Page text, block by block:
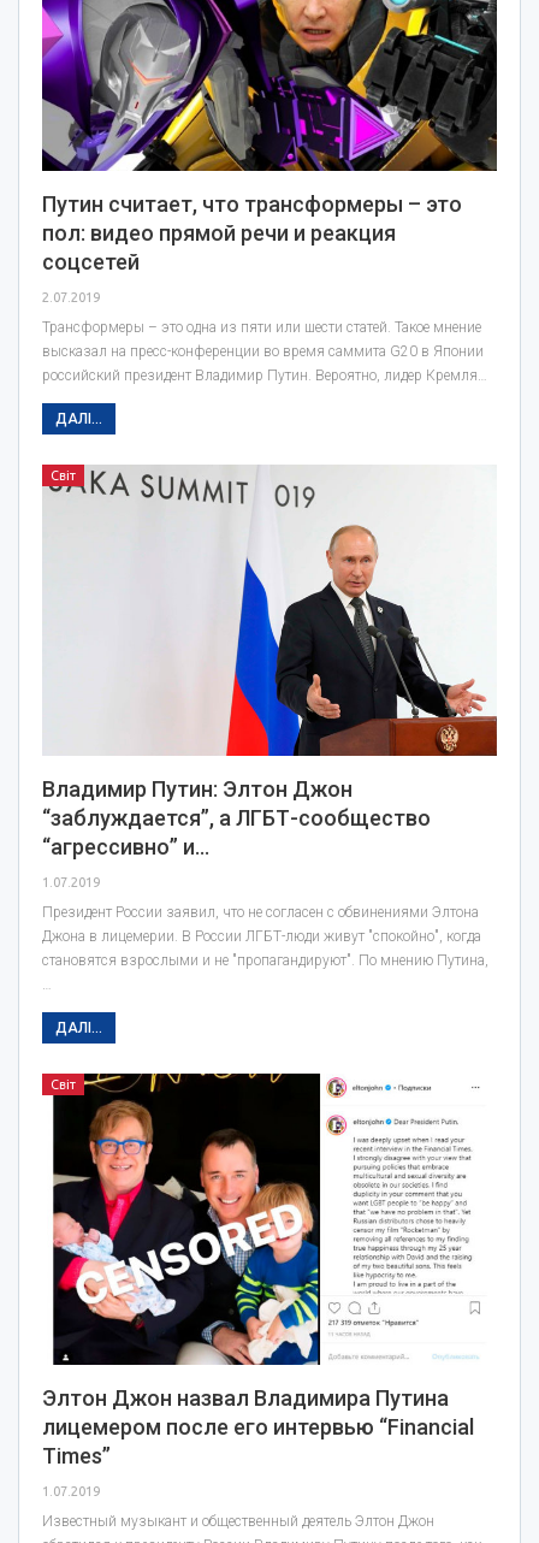
Путин считает, что трансформеры – это
пол: видео прямой речи и реакция
соцсетей
2.07.2019
Трансформеры – это одна из пяти или шести статей. Такое мнение
высказал на пресс-конференции во время саммита G20 в Японии
российский президент Владимир Путин. Вероятно, лидер Кремля…
ДАЛІ...
Світ
Владимир Путин: Элтон Джон
“заблуждается”, а ЛГБТ-сообщество
“агрессивно” и…
1.07.2019
Президент России заявил, что не согласен с обвинениями Элтона
Джона в лицемерии. В России ЛГБТ-люди живут "спокойно", когда
становятся взрослыми и не "пропагандируют". По мнению Путина,
…
ДАЛІ...
Світ
Элтон Джон назвал Владимира Путина
лицемером после его интервью “Financial
Times”
1.07.2019
Известный музыкант и общественный деятель Элтон Джон